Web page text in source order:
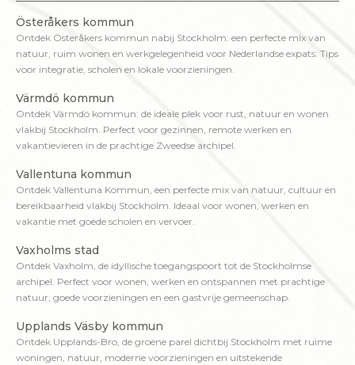
Österåkers kommun
Ontdek Österåkers kommun nabij Stockholm: een perfecte mix van
natuur, ruim wonen en werkgelegenheid voor Nederlandse expats. Tips
voor integratie, scholen en lokale voorzieningen.
Värmdö kommun
Ontdek Värmdö kommun: de ideale plek voor rust, natuur en wonen
vlakbij Stockholm. Perfect voor gezinnen, remote werken en
vakantievieren in de prachtige Zweedse archipel.
Vallentuna kommun
Ontdek Vallentuna Kommun, een perfecte mix van natuur, cultuur en
bereikbaarheid vlakbij Stockholm. Ideaal voor wonen, werken en
vakantie met goede scholen en vervoer.
Vaxholms stad
Ontdek Vaxholm, de idyllische toegangspoort tot de Stockholmse
archipel. Perfect voor wonen, werken en ontspannen met prachtige
natuur, goede voorzieningen en een gastvrije gemeenschap.
Upplands Väsby kommun
Ontdek Upplands-Bro, de groene parel dichtbij Stockholm met ruime
woningen, natuur, moderne voorzieningen en uitstekende